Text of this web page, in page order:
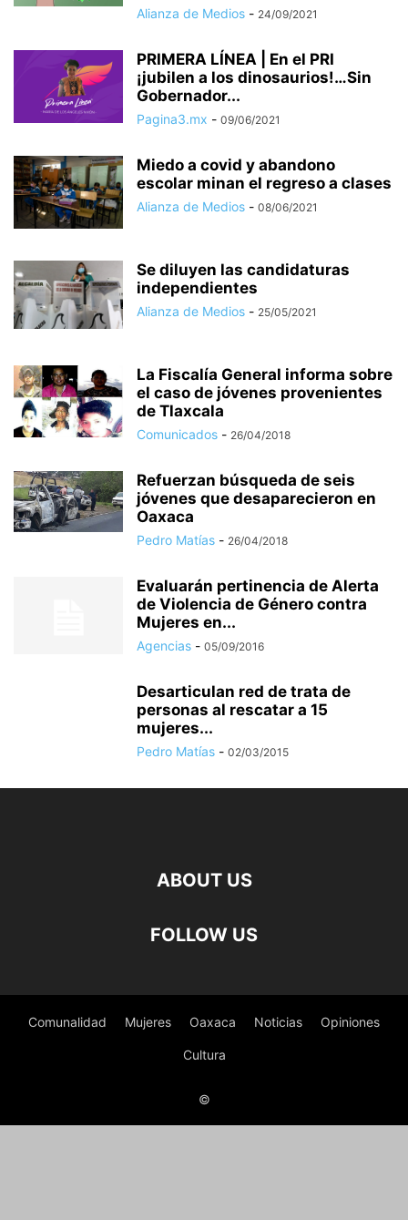
Alianza de Medios - 24/09/2021
PRIMERA LÍNEA | En el PRI
¡jubilen a los dinosaurios!…Sin
Gobernador...
Pagina3.mx - 09/06/2021
Miedo a covid y abandono
escolar minan el regreso a clases
Alianza de Medios - 08/06/2021
Se diluyen las candidaturas
independientes
Alianza de Medios - 25/05/2021
La Fiscalía General informa sobre
el caso de jóvenes provenientes
de Tlaxcala
Comunicados - 26/04/2018
Refuerzan búsqueda de seis
jóvenes que desaparecieron en
Oaxaca
Pedro Matías - 26/04/2018
Evaluarán pertinencia de Alerta
de Violencia de Género contra
Mujeres en...
Agencias - 05/09/2016
Desarticulan red de trata de
personas al rescatar a 15
mujeres...
Pedro Matías - 02/03/2015
ABOUT US
FOLLOW US
Comunalidad Mujeres Oaxaca Noticias Opiniones
Cultura
©